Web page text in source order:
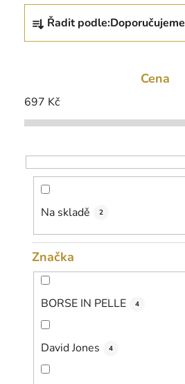
Ř
z
í
p
o
d
ů
Řadit podle:Doporučujeme
Cena
697 Kč
Na skladě 2
Značka
BORSE IN PELLE 4
David Jones 4